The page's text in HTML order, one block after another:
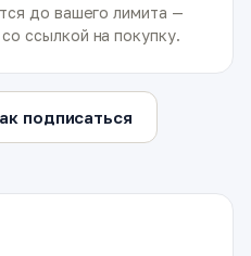
до вашего лимита —
ссылкой на покупку.
подписаться